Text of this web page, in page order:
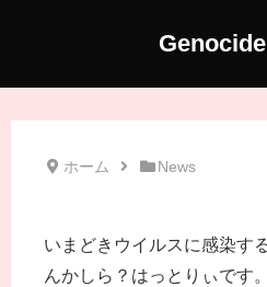
ホーム News
いまどきウイルスに感染す
んかしら？はっとりぃです。